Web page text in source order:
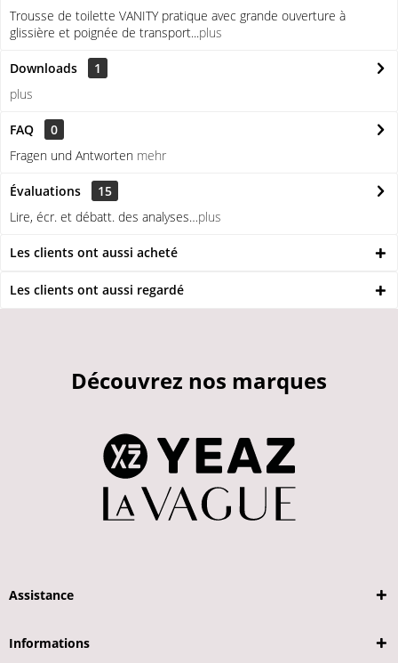
Trousse de toilette VANITY pratique avec grande ouverture à
glissière et poignée de transport...plus
Downloads
1
plus
FAQ
0
Fragen und Antworten mehr
Évaluations
15
Lire, écr. et débatt. des analyses…plus
Les clients ont aussi acheté
Les clients ont aussi regardé
Découvrez nos marques
Assistance
Informations